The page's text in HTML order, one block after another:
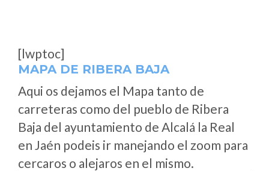
[lwptoc]
MAPA DE RIBERA BAJA
Aqui os dejamos el Mapa tanto de
carreteras como del pueblo de Ribera
Baja del ayuntamiento de Alcalá la Real
en Jaén podeis ir manejando el zoom para
cercaros o alejaros en el mismo.